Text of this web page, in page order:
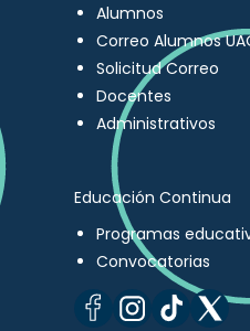
Alumnos
Correo Alumnos
Solicitud Correo
Docentes
Administrativos
Educación Continua
Programas
Convocatorias